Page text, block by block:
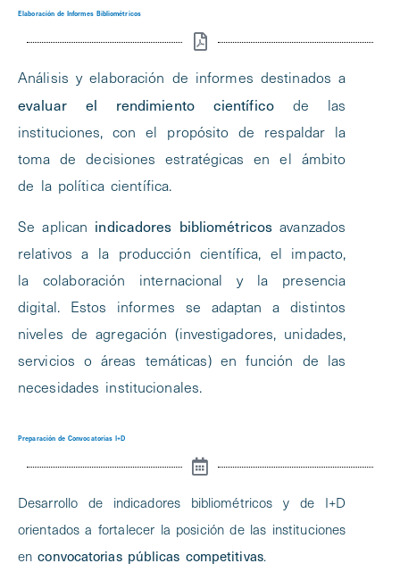
Elaboración de Informes Bibliométricos
Análisis y elaboración de informes destinados a
evaluar el rendimiento científicode las
instituciones, con el propósito de respaldar la
toma de decisiones estratégicas en el ámbito
de la política científica.
Se aplican indicadores bibliométricos avanzados
relativos a la producción científica, el impacto,
la colaboración internacional y la presencia
digital. Estos informes se adaptan a distintos
niveles de agregación (investigadores, unidades,
servicios o áreas temáticas) en función de las
necesidades institucionales.
Preparación de Convocatorias I+D
Desarrollo de indicadores bibliométricos y de I+D
orientados a fortalecer la posición de las instituciones
en convocatorias públicas competitivas.